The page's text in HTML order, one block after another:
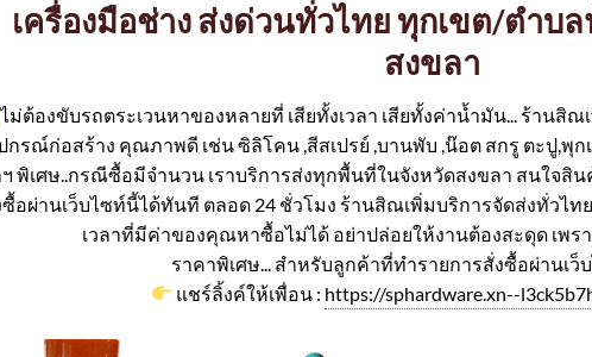
เครื่องมือช่าง ส่งด่วนทั่วไทย ทุกเขต/ตำบ
สงขลา
ม่ต้องขับรถตระเวนหาของหลายที่ เสียทั้งเวลา เสียทั้งค่าน้ำมัน... ร้านสิ
กรณ์ก่อสร้าง คุณภาพดี เช่น ซิลิโคน ,สีสเปรย์ ,บานพับ ,น๊อต สกรู ตะปู,พุก
พิเศษ..กรณีซื้อมีจำนวน เราบริการส่งทุกพื้นที่ในจังหวัดสงขลา สนใจสิน
ซื้อผ่านเว็บไซท์นี้ได้ทันที ตลอด 24 ชั่วโมง ร้านสิณเพิ่มบริการจัดส่งทั่วไ
เวลาที่มีค่าของคุณหาซื้อไม่ได้ อย่าปล่อยให้งานต้องสะดุด เพ
ราคาพิเศษ... สำหรับลูกค้าที่ทำรายการสั่งซื้อผ่านเว็บ
แชร์ลิ้งค์ให้เพื่อน : https://sphardware.xn--